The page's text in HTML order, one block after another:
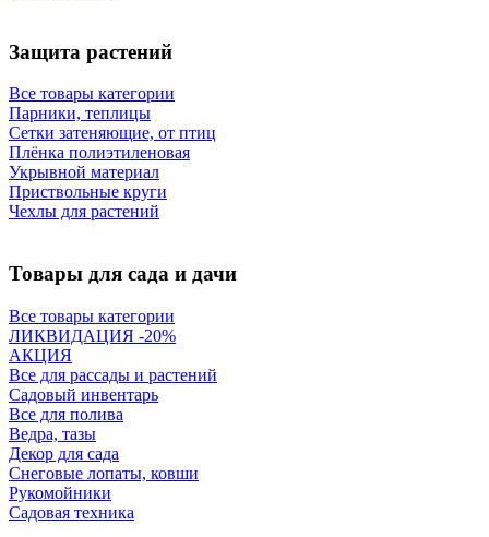
Защита растений
Все товары категории
Парники, теплицы
Сетки затеняющие, от птиц
Плёнка полиэтиленовая
Укрывной материал
Приствольные круги
Чехлы для растений
Товары для сада и дачи
Все товары категории
ЛИКВИДАЦИЯ -20%
АКЦИЯ
Все для рассады и растений
Садовый инвентарь
Все для полива
Ведра, тазы
Декор для сада
Снеговые лопаты, ковши
Рукомойники
Садовая техника